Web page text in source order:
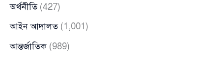
অর্থনীতি(427)
আইন আদালত(1,001)
আন্তর্জাতিক (989)